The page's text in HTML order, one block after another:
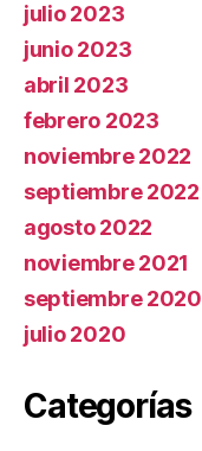
julio 2023
junio 2023
abril 2023
febrero 2023
noviembre 2022
septiembre 2022
agosto 2022
noviembre 2021
septiembre 2020
julio 2020
Categorías